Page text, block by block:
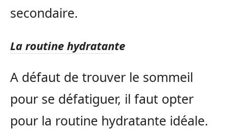
secondaire.
La routine hydratante
A défaut de trouver le sommeil
pour se défatiguer, il faut opter
pour la routine hydratante idéale.